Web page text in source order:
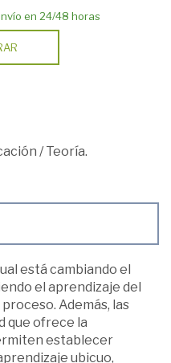
en 24/48 horas
/Teoría.
está cambiando el
el aprendizaje del
Además, las
que ofrece la
establecer
ubicuo,